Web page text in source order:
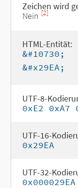
Zeichen wird
Nein [2]
HTML-Entität:
&#10730;
&#x29EA;
UTF-8-
0xE2 0xA7
UTF-16-
0x29EA
UTF-32-
0x000029EA